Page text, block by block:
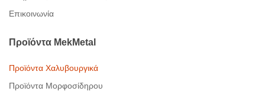
Επικοινωνία
Προϊόντα MekMetal
Προϊόντα Χαλυβουργικά
Προϊόντα Μορφοσίδηρου